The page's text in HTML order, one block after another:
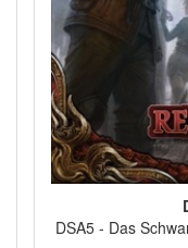
DSA5 - Das